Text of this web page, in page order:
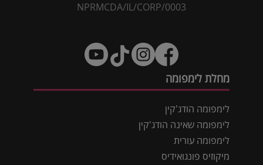
NPRMCDA/IL/CORP/0003
מחלת לימפומה
לימפומה הודג'קין
לימפומה שאינה הודג'קין
לימפומה עורית
מיקוזיס פונגואידיס